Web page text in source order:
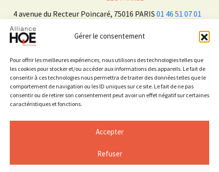
Gérer le consentement
Pour offrir les meilleures expériences, nous utilisons des technologies telles que
les cookies pour stocker et/ou accéder aux informations des appareils. Le fait de
consentir à ces technologies nous permettra de traiter des données telles que le
comportement de navigation ou les ID uniques sur ce site. Le fait de ne pas
consentir ou de retirer son consentement peut avoir un effet négatif sur certaines
caractéristiques et fonctions.
Accepter
Refuser
4 avenue du Recteur Poincaré, 75016 PARIS 01 46 51 07 01
Sur les réseaux sociaux
Mentions légales